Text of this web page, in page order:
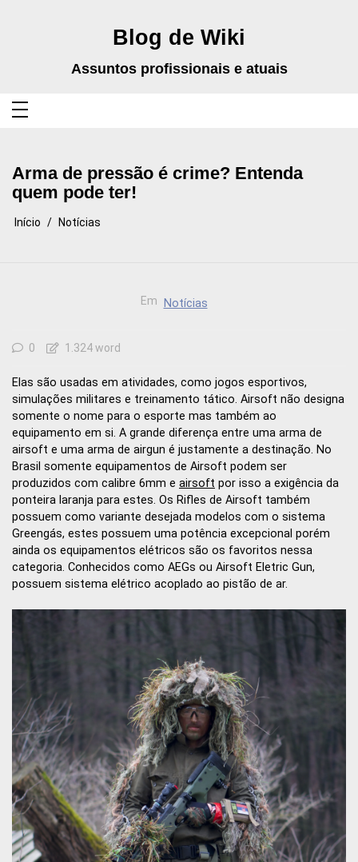
Blog de Wiki
Assuntos profissionais e atuais
Arma de pressão é crime? Entenda
quem pode ter!
Início Notícias
Em Notícias
0 1.324 word
Elas são usadas em atividades, como jogos esportivos,
simulações militares e treinamento tático. Airsoft não designa
somente o nome para o esporte mas também ao
equipamento em si. A grande diferença entre uma arma de
airsoft e uma arma de airgun é justamente a destinação. No
Brasil somente equipamentos de Airsoft podem ser
produzidos com calibre 6mm e airsoft por isso a exigência da
ponteira laranja para estes. Os Rifles de Airsoft também
possuem como variante desejada modelos com o sistema
Greengás, estes possuem uma potência excepcional porém
ainda os equipamentos elétricos são os favoritos nessa
categoria. Conhecidos como AEGs ou Airsoft Eletric Gun,
possuem sistema elétrico acoplado ao pistão de ar.